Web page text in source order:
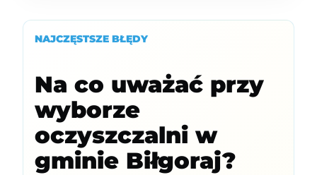
NAJCZĘSTSZE BŁĘDY
Na co uważać przy
wyborze
oczyszczalni w
gminie Biłgoraj?